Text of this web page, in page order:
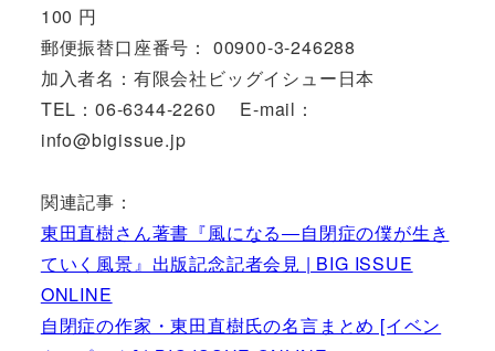
100 円
郵便振替口座番号： 00900-3-246288
加入者名：有限会社ビッグイシュー日本
TEL：06-6344-2260 E-mail：
info@bigissue.jp
関連記事：
東田直樹さん著書『風になる―自閉症の僕が生き
ていく風景』出版記念記者会見 | BIG ISSUE
ONLINE
自閉症の作家・東田直樹氏の名言まとめ [イベン